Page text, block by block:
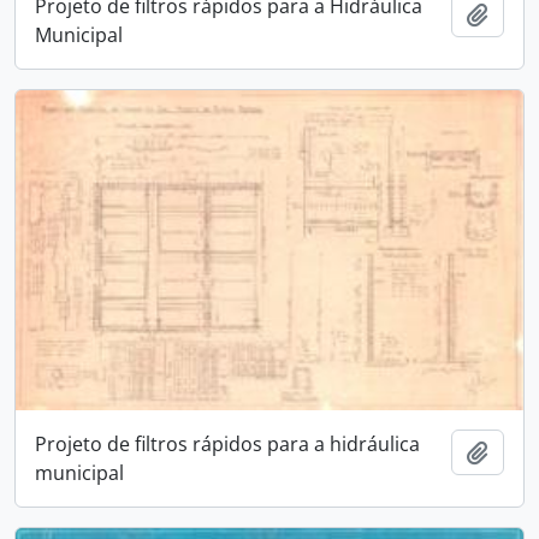
Projeto de filtros rápidos para a Hidráulica
Municipal
Projeto de filtros rápidos para a hidráulica
municipal